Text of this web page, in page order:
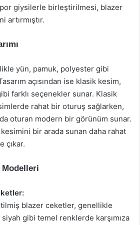
giysilerle birleştirilmesi, blazer
yün, pamuk, polyester gibi
açısından ise klasik kesim,
farklı seçenekler sunar. Klasik
rahat bir oturuş sağlarken,
oturan modern bir görünüm sunar.
bir arada sunan daha rahat
çıkar.
Modelleri
blazer ceketler, genellikle
gibi temel renklerde karşımıza